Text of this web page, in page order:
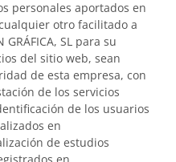
personales aportados en
otro facilitado a
GRÁFICA, SL para su
del sitio web, sean
de esta empresa, con
de los servicios
de los usuarios
en
de estudios